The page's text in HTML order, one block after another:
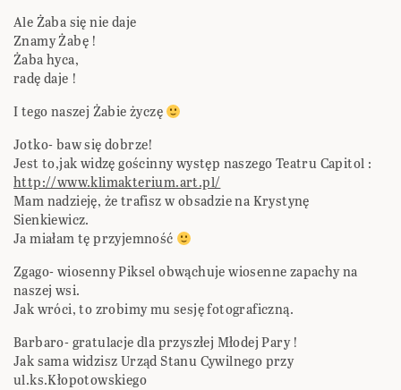
Ale Żaba się nie daje
Znamy Żabę !
Żaba hyca,
radę daje !
I tego naszej Żabie życzę
Jotko- baw się dobrze!
Jest to,jak widzę gościnny występ naszego Teatru Capitol :
http://www.klimakterium.art.pl/
Mam nadzieję, że trafisz w obsadzie na Krystynę
Sienkiewicz.
Ja miałam tę przyjemność
Zgago- wiosenny Piksel obwąchuje wiosenne zapachy na
naszej wsi.
Jak wróci, to zrobimy mu sesję fotograficzną.
Barbaro- gratulacje dla przyszłej Młodej Pary !
Jak sama widzisz Urząd Stanu Cywilnego przy
ul.ks.Kłopotowskiego